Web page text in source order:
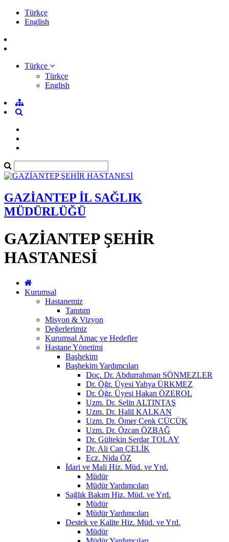
Türkçe
English
Türkçe
Türkçe
English
GAZİANTEP İL SAĞLIK
MÜDÜRLÜĞÜ
GAZİANTEP ŞEHİR
HASTANESİ
Kurumsal
Hastanemiz
Tanıtım
Misyon & Vizyon
Değerlerimiz
Kurumsal Amaç ve Hedefler
Hastane Yönetimi
Başhekim
Başhekim Yardımcıları
Doç. Dr. Abdurrahman SÖNMEZLER
Dr. Öğr. Üyesi Yahya ÜRKMEZ
Dr. Öğr. Üyesi Hakan ÖZEROL
Uzm. Dr. Selin ALTINTAŞ
Uzm. Dr. Halil KALKAN
Uzm. Dr. Ömer Cenk CÜCÜK
Uzm. Dr. Özcan ÖZBAĞ
Dr. Gültekin Serdar TOLAY
Dr. Ali Can ÇELİK
Ecz. Nida ÖZ
İdari ve Mali Hiz. Müd. ve Yrd.
Müdür
Müdür Yardımcıları
Sağlık Bakım Hiz. Müd. ve Yrd.
Müdür
Müdür Yardımcıları
Destek ve Kalite Hiz. Müd. ve Yrd.
Müdür